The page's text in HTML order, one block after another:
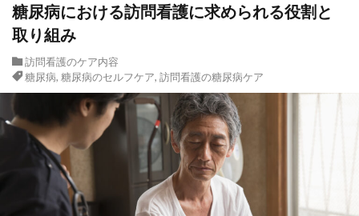
糖尿病における訪問看護に求められる役割と
取り組み
訪問看護のケア内容
糖尿病, 糖尿病のセルフケア, 訪問看護の糖尿病ケア